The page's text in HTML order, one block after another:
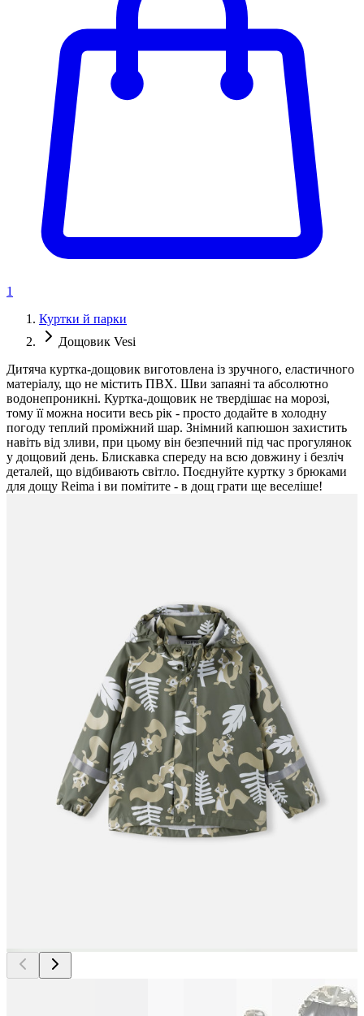
1
Куртки й парки
Дощовик Vesi
Дитяча куртка-дощовик виготовлена із зручного, еластичного
матеріалу, що не містить ПВХ. Шви запаяні та абсолютно
водонепроникні. Куртка-дощовик не твердішає на морозі,
тому її можна носити весь рік - просто додайте в холодну
погоду теплий проміжний шар. Знімний капюшон захистить
навіть від зливи, при цьому він безпечний під час прогулянок
у дощовий день. Блискавка спереду на всю довжину і безліч
деталей, що відбивають світло. Поєднуйте куртку з брюками
для дощу Reima і ви помітите - в дощ грати ще веселіше!